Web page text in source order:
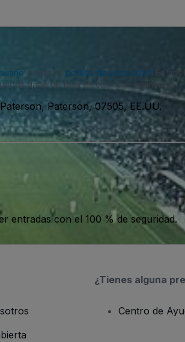
y nuestra política de privacidad . Es
darte de baja en cualquier momento.
Paterson, 07505, EE.UU.
entradas con el 100 % de seguridad.
¿Tienes alguna
Centro de